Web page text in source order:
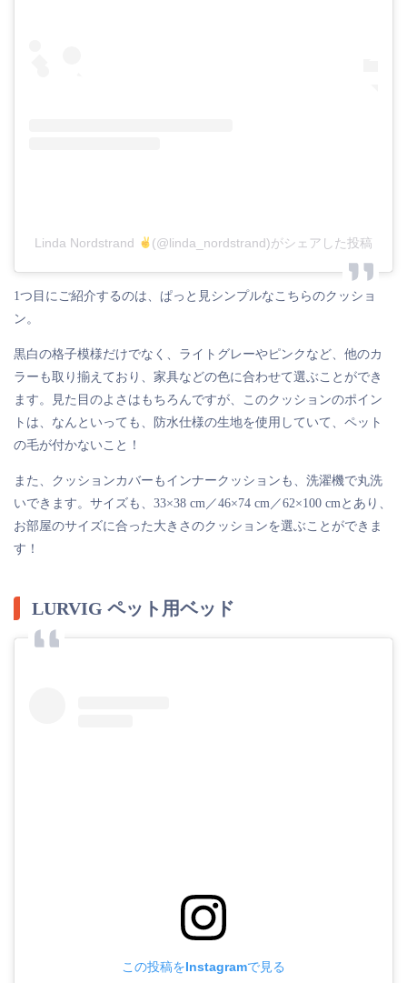
Linda Nordstrand (@linda_nordstrand)がシェアした投稿
1つ目にご紹介するのは、ぱっと見シンプルなこちらのクッショ
ン。
黒白の格子模様だけでなく、ライトグレーやピンクなど、他のカ
ラーも取り揃えており、家具などの色に合わせて選ぶことができ
ます。見た目のよさはもちろんですが、このクッションのポイン
トは、なんといっても、防水仕様の生地を使用していて、ペット
の毛が付かないこと！
また、クッションカバーもインナークッションも、洗濯機で丸洗
いできます。サイズも、33×38 cm／46×74 cm／62×100 cmとあり、
お部屋のサイズに合った大きさのクッションを選ぶことができま
す！
LURVIG ペット用ベッド
この投稿をInstagramで見る